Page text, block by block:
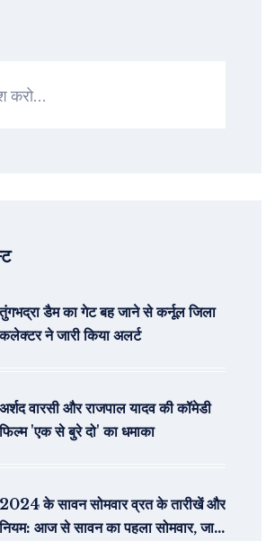
तुंगभद्रा डैम का गेट बह जाने से कर्नूल जिला
कलेक्टर ने जारी किया अलर्ट
अर्शद वारसी और राजपाल यादव की कॉमेडी
फिल्म 'एक से बुरे दो' का धमाका
2024 के सावन सोमवार व्रत के तारीखें और
नियम: आज से सावन का पहला सोमवार, जानें